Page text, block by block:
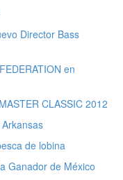
Director Bass
en
CLASSIC 2012
de lobina
Ganador de México